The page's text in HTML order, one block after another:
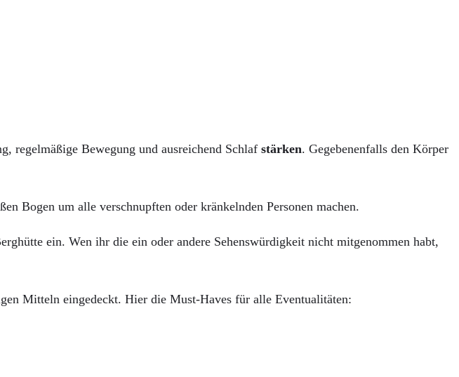
regelmäßige Bewegung und ausreichend Schlaf stärken. Gegebenenfalls den Körper
Bogen um alle verschnupften oder kränkelnden Personen machen.
ein. Wen ihr die ein oder andere Sehenswürdigkeit nicht mitgenommen habt,
Mitteln eingedeckt. Hier die Must-Haves für alle Eventualitäten: